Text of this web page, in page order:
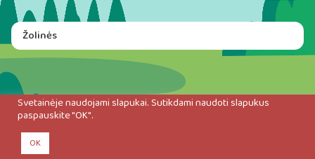
Žolinės
Svetainėje naudojami slapukai. Sutikdami naudoti slapukus
paspauskite "OK".
OK